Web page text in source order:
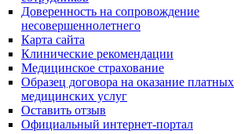
Доверенность на сопровождение
несовершеннолетнего
Карта сайта
Клинические рекомендации
Медицинское страхование
Образец договора на оказание платных
медицинских услуг
Оставить отзыв
Официальный интернет-портал